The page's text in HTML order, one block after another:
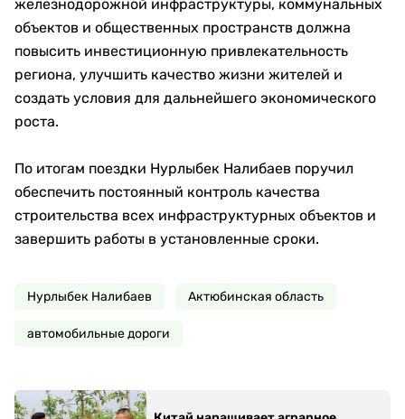
железнодорожной инфраструктуры, коммунальных
объектов и общественных пространств должна
повысить инвестиционную привлекательность
региона, улучшить качество жизни жителей и
создать условия для дальнейшего экономического
роста.
По итогам поездки Нурлыбек Налибаев поручил
обеспечить постоянный контроль качества
строительства всех инфраструктурных объектов и
завершить работы в установленные сроки.
Нурлыбек Налибаев Актюбинская область
автомобильные дороги